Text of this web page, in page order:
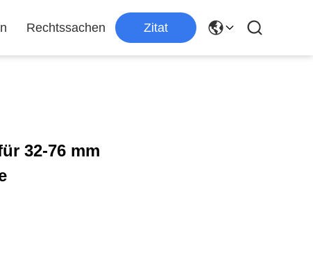
Rechtssachen Zitat
32-76 mm